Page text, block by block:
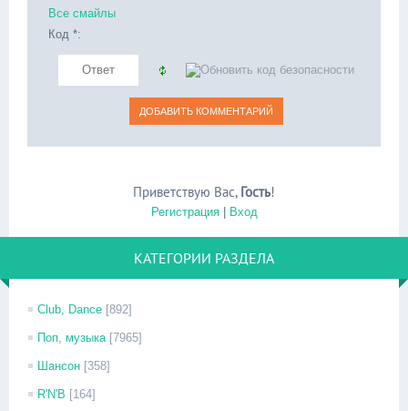
Все смайлы
Код *:
Приветствую Вас, Гость!
Регистрация| Вход
КАТЕГОРИИ РАЗДЕЛА
Club, Dance [892]
Поп, музыка [7965]
Шансон [358]
R'N'B [164]